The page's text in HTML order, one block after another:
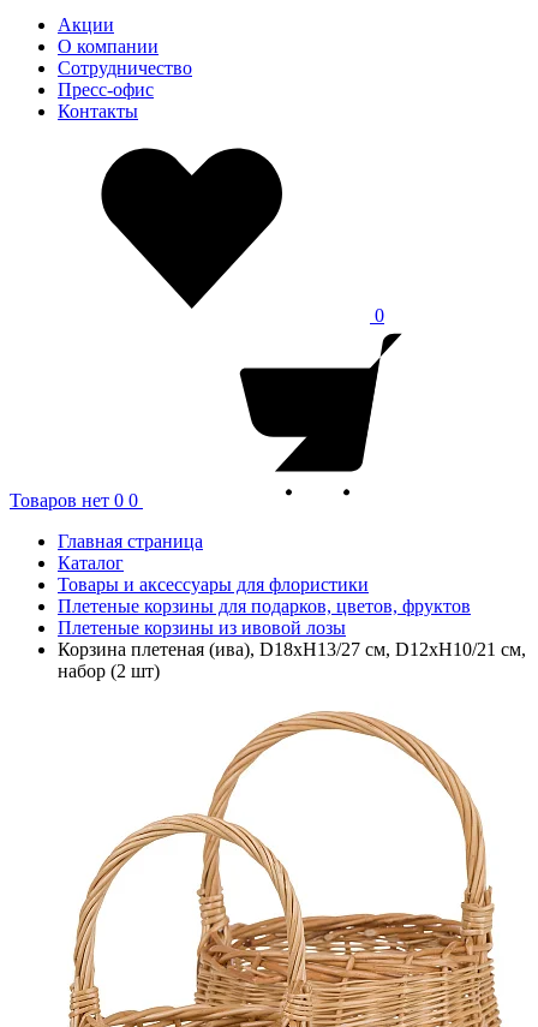
Акции
О компании
Сотрудничество
Пресс-офис
Контакты
0
Товаров нет 0 0
Главная страница
Каталог
Товары и аксессуары для флористики
Плетеные корзины для подарков, цветов, фруктов
Плетеные корзины из ивовой лозы
Корзина плетеная (ива), D18xH13/27 см, D12xH10/21 см,
набор (2 шт)